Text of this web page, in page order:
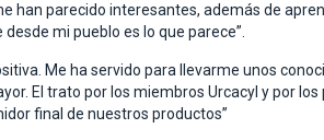
han parecido interesantes, además de
mi pueblo es lo que parece”.
Me ha servido para llevarme unos
El trato por los miembros Urcacyl y por
final de nuestros productos”